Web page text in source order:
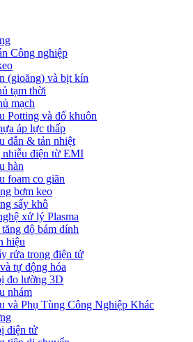
Công nghiệp
(gioăng) và bịt kín
tạm thời
mạch
Potting và đổ khuôn
áp lực thấp
dẫn & tản nhiệt
nhiễu điện từ EMI
hàn
foam co giãn
bơm keo
sấy khô
xử lý Plasma
độ bám dính
hiệu
rửa trong điện tử
tự động hóa
đo lường 3D
nhám
và Phụ Tùng Công Nghiệp Khác
điện tử